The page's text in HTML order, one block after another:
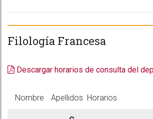
Filología Francesa
Descargar horarios de consulta del
Nombre Apellidos Horarios